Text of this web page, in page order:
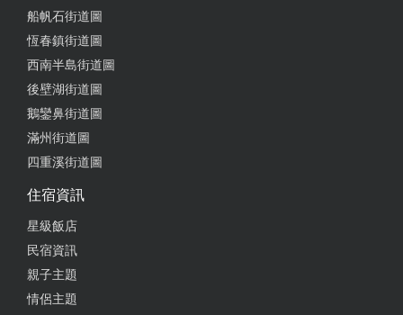
船帆石街道圖
恆春鎮街道圖
西南半島街道圖
後壁湖街道圖
鵝鑾鼻街道圖
滿州街道圖
四重溪街道圖
住宿資訊
星級飯店
民宿資訊
親子主題
情侶主題